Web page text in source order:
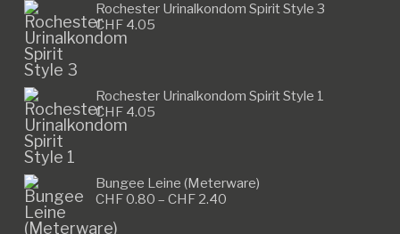
Rochester Urinalkondom Spirit Style 3
CHF4.05
Rochester Urinalkondom Spirit Style 1
CHF4.05
Bungee Leine (Meterware)
CHF0.80 – CHF2.40Preisspanne: